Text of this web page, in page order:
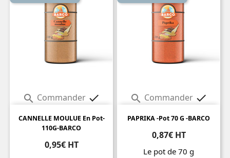
 Commander 
CANNELLE MOULUE En Pot-
110G-BARCO
0,95€ HT
 Commander 
PAPRIKA -pot 70 G -BARCO
0,87€ HT
Le pot de 70 g